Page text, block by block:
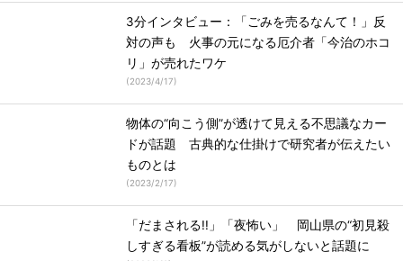
3分インタビュー：「ごみを売るなんて！」反
対の声も 火事の元になる厄介者「今治のホコ
リ」が売れたワケ
(2023/4/17)
物体の“向こう側”が透けて見える不思議なカー
ドが話題 古典的な仕掛けで研究者が伝えたい
ものとは
(2023/2/17)
「だまされる!!」「夜怖い」 岡山県の“初見殺
しすぎる看板”が読める気がしないと話題に